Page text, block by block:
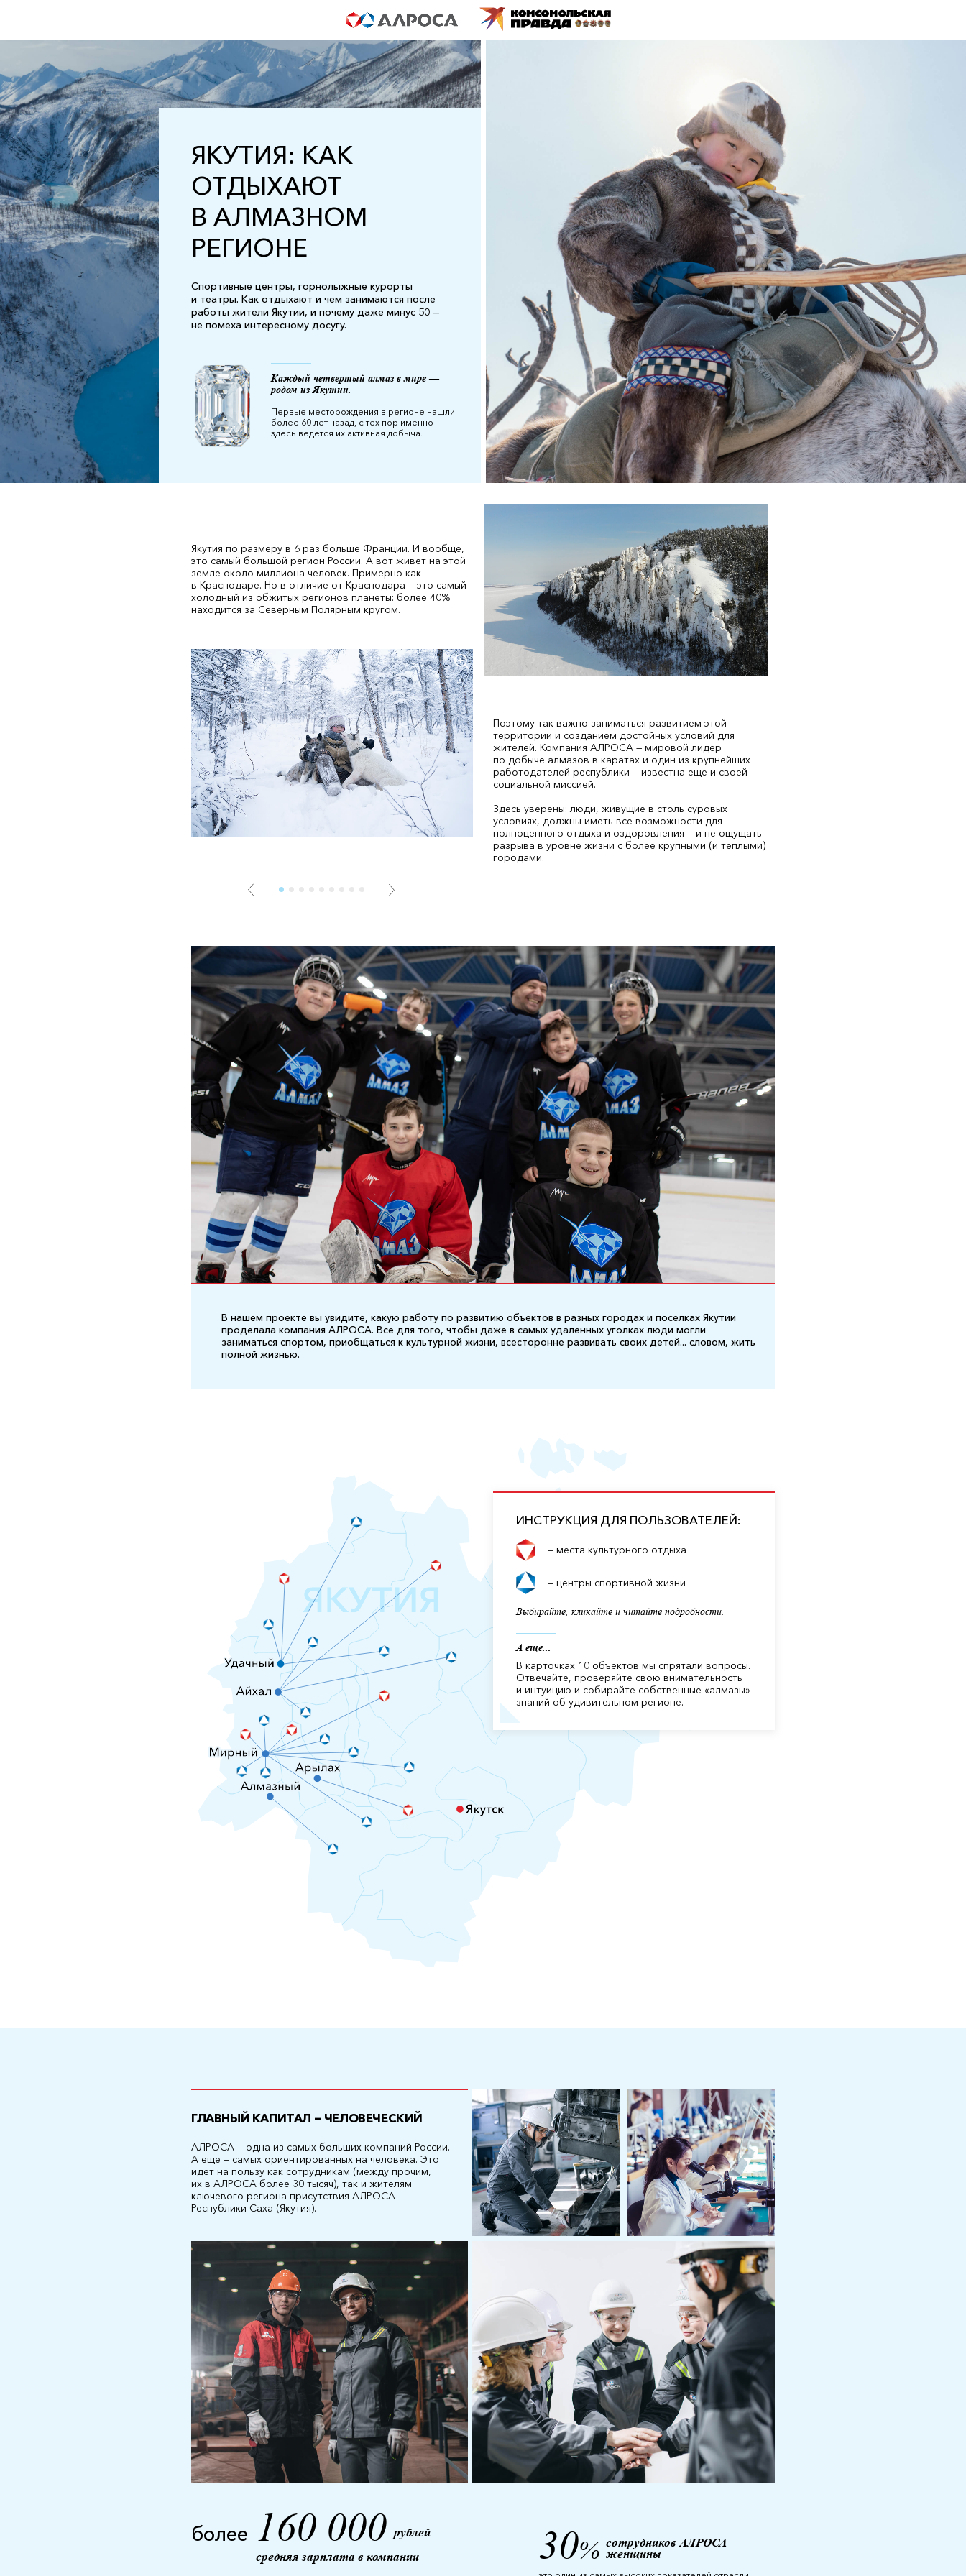
ЯКУТИЯ: КАК
ОТДЫХАЮТ
В АЛМАЗНОМ
РЕГИОНЕ
Спортивные центры, горнолыжные курорты
и театры. Как отдыхают и чем занимаются после
работы жители Якутии, и почему даже минус 50 —
не помеха интересному досугу.
Каждый четвертый алмаз в мире —
родом из Якутии.
Первые месторождения в регионе нашли
более 60 лет назад, с тех пор именно
здесь ведется их активная добыча.
Якутия по размеру в 6 раз больше Франции. И вообще,
это самый большой регион России. А вот живет на этой
земле около миллиона человек. Примерно как
в Краснодаре. Но в отличие от Краснодара — это самый
холодный из обжитых регионов планеты: более 40%
находится за Северным Полярным кругом.
1
Поэтому так важно заниматься развитием этой
территории и созданием достойных условий для
жителей. Компания АЛРОСА — мировой лидер
по добыче алмазов в каратах и один из крупнейших
работодателей республики — известна еще и своей
социальной миссией.
Здесь уверены: люди, живущие в столь суровых
условиях, должны иметь все возможности для
полноценного отдыха и оздоровления — и не ощущать
разрыва в уровне жизни с более крупными (и теплыми)
городами.
В нашем проекте вы увидите, какую работу по развитию объектов в разных городах и поселках Якутии
проделала компания АЛРОСА. Все для того, чтобы даже в самых удаленных уголках люди могли
заниматься спортом, приобщаться к культурной жизни, всесторонне развивать своих детей... словом, жить
полной жизнью.
ИНСТРУКЦИЯ ДЛЯ ПОЛЬЗОВАТЕЛЕЙ:
— места культурного отдыха
— центры спортивной жизни
Выбирайте, кликайте и читайте подробности.
А еще...
В карточках 10 объектов мы спрятали вопросы.
Отвечайте, проверяйте свою внимательность
и интуицию и собирайте собственные «алмазы»
знаний об удивительном регионе.
ГЛАВНЫЙ КАПИТАЛ — ЧЕЛОВЕЧЕСКИЙ
АЛРОСА — одна из самых больших компаний России.
А еще — самых ориентированных на человека. Это
идет на пользу как сотрудникам (между прочим,
их в АЛРОСА более 30 тысяч), так и жителям
ключевого региона присутствия АЛРОСА —
Республики Саха (Якутия).
более 160 000 рублей
средняя зарплата в компании
30% сотрудников АЛРОСА
женщины